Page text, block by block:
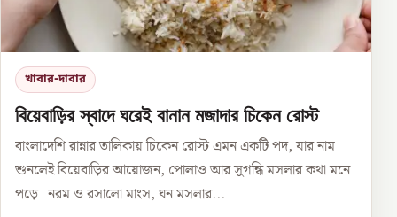
খাবার-দাবার
বিয়েবাড়ির স্বাদে ঘরেই বানান মজাদার চিকেন রোস্ট
বাংলাদেশি রান্নার তালিকায় চিকেন রোস্ট এমন একটি পদ, যার নাম
শুনলেই বিয়েবাড়ির আয়োজন, পোলাও আর সুগন্ধি মসলার কথা মনে
পড়ে। নরম ও রসালো মাংস, ঘন মসলার...